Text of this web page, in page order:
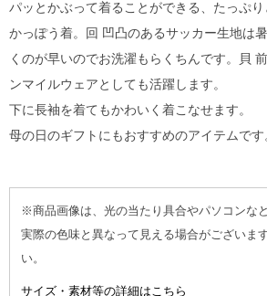
パッとかぶって着ることができる、たっぷ
かっぽう着。回 凹凸のあるサッカー生地は
くのが早いのでお洗濯もらくちんです。貝
ンマイルウェアとしても活躍します。
下に長袖を着てもかわいく着こなせます。
母の日のギフトにもおすすめのアイテムです
※商品画像は、光の当たり具合やパソコンな
実際の色味と異なって見える場合がございま
い。
サイズ・素材等の詳細はこちら